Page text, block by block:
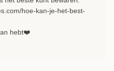
hoe-kan-je-het-best-
hebt❤️